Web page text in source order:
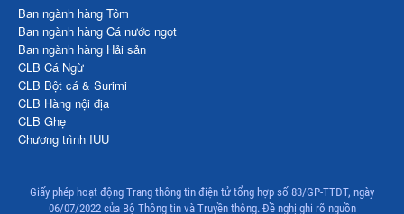
Ban ngành hàng Tôm
Ban ngành hàng Cá nước ngọt
Ban ngành hàng Hải sản
CLB Cá Ngừ
CLB Bột cá & Surimi
CLB Hàng nội địa
CLB Ghẹ
Chương trình IUU
Giấy phép hoạt động Trang thông tin điện tử tổng hợp số 83/GP-TTĐT, ngày
06/07/2022 của Bộ Thông tin và Truyền thông. Đề nghị ghi rõ nguồn